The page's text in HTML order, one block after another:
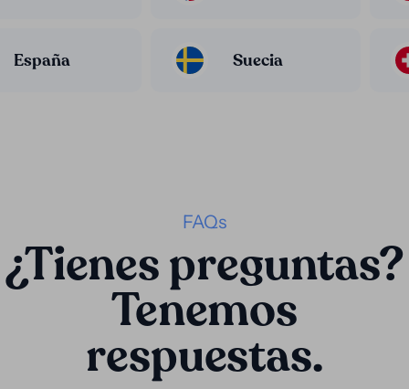
España Suecia
FAQs
¿Tienes preguntas?
Tenemos
respuestas.